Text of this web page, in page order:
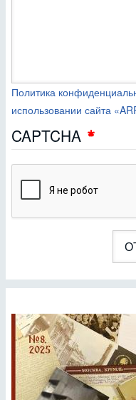
Политика
использовании сайта
CAPTCHA